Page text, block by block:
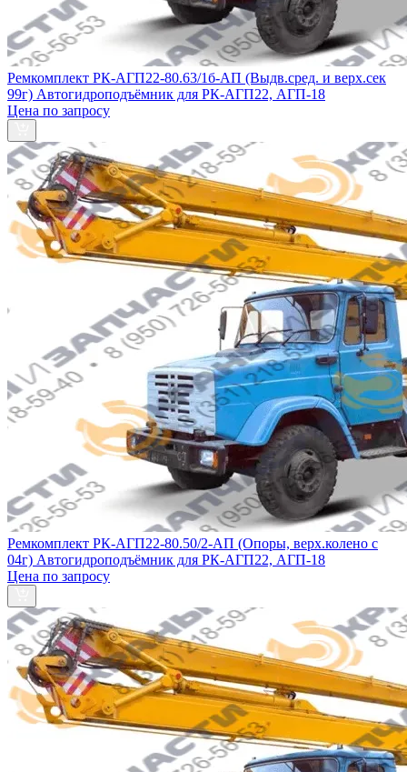
Ремкомплект РК-АГП22-80.63/1б-АП (Выдв.сред. и верх.сек
99г) Автогидроподъёмник для РК-АГП22, АГП-18
Цена по запросу
Ремкомплект РК-АГП22-80.50/2-АП (Опоры, верх.колено с
04г) Автогидроподъёмник для РК-АГП22, АГП-18
Цена по запросу